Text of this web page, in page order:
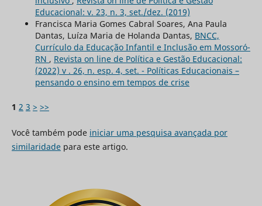
Educacional: v. 23, n. 3, set./dez. (2019)
Francisca Maria Gomes Cabral Soares, Ana Paula
Dantas, Luíza Maria de Holanda Dantas, BNCC,
Currículo da Educação Infantil e Inclusão em Mossoró-
RN , Revista on line de Política e Gestão Educacional:
(2022) v . 26, n. esp. 4, set. - Políticas Educacionais –
pensando o ensino em tempos de crise
1 2 3 > >>
Você também pode iniciar uma pesquisa avançada por
similaridadepara este artigo.